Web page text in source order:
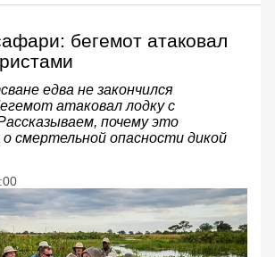
бегемот атаковал
едва не закончился
атаковал лодку с
почему это
смертельной опасности дикой